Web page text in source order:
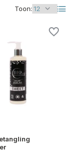
Toon: